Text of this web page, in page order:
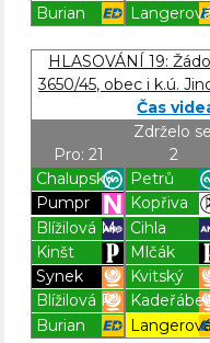
Burian
HLASOVÁNÍ 19:
3650/45, obec i k.ú.
Čas
Pro: 21
Zdrželo
2
Chalupský
Petrů
Pumpr
Kopřiva
Blížilová M. Cihla
Kinšt
Mlčák
Synek
Kvitský
Blížilová P.
Burian